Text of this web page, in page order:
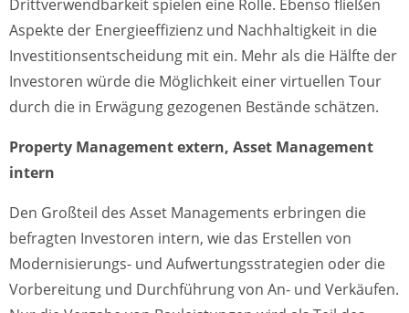
Drittverwendbarkeit spielen eine Rolle. Ebenso fließen
Aspekte der Energieeffizienz und Nachhaltigkeit in die
Investitionsentscheidung mit ein. Mehr als die Hälfte der
Investoren würde die Möglichkeit einer virtuellen Tour
durch die in Erwägung gezogenen Bestände schätzen.
Property Management extern, Asset Management
intern
Den Großteil des Asset Managements erbringen die
befragten Investoren intern, wie das Erstellen von
Modernisierungs- und Aufwertungsstrategien oder die
Vorbereitung und Durchführung von An- und Verkäufen.